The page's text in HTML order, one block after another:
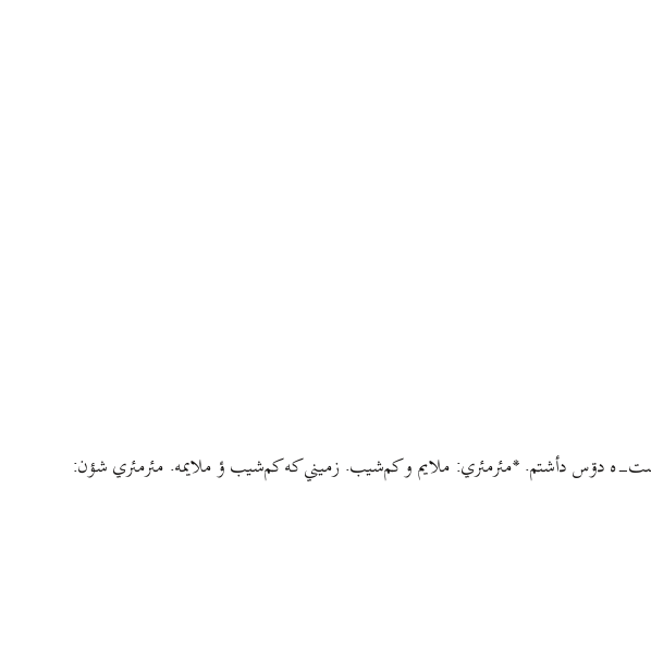
ه دۊس دأشتم. *مئرمئري: ملایم و کم‌شيب. زميني که کم‌شيب ؤ ملايمه. مئرمئري شؤن: